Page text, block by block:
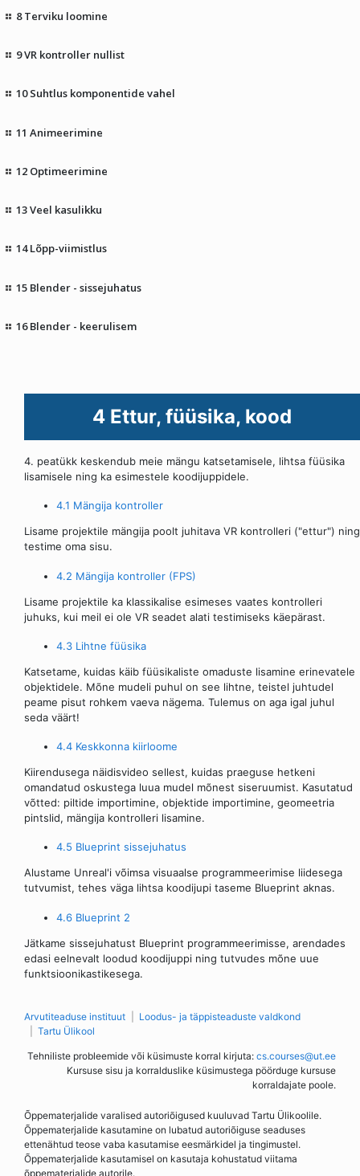
8 Terviku loomine
9 VR kontroller nullist
10 Suhtlus komponentide vahel
11 Animeerimine
12 Optimeerimine
13 Veel kasulikku
14 Lõpp-viimistlus
15 Blender - sissejuhatus
16 Blender - keerulisem
4 Ettur, füüsika, kood
4. peatükk keskendub meie mängu katsetamisele, lihtsa füüsika
lisamisele ning ka esimestele koodijuppidele.
4.1 Mängija kontroller
Lisame projektile mängija poolt juhitava VR kontrolleri ("ettur") ning
testime oma sisu.
4.2 Mängija kontroller (FPS)
Lisame projektile ka klassikalise esimeses vaates kontrolleri
juhuks, kui meil ei ole VR seadet alati testimiseks käepärast.
4.3 Lihtne füüsika
Katsetame, kuidas käib füüsikaliste omaduste lisamine erinevatele
objektidele. Mõne mudeli puhul on see lihtne, teistel juhtudel
peame pisut rohkem vaeva nägema. Tulemus on aga igal juhul
seda väärt!
4.4 Keskkonna kiirloome
Kiirendusega näidisvideo sellest, kuidas praeguse hetkeni
omandatud oskustega luua mudel mõnest siseruumist. Kasutatud
võtted: piltide importimine, objektide importimine, geomeetria
pintslid, mängija kontrolleri lisamine.
4.5 Blueprint sissejuhatus
Alustame Unreal'i võimsa visuaalse programmeerimise liidesega
tutvumist, tehes väga lihtsa koodijupi taseme Blueprint aknas.
4.6 Blueprint 2
Jätkame sissejuhatust Blueprint programmeerimisse, arendades
edasi eelnevalt loodud koodijuppi ning tutvudes mõne uue
funktsioonikastikesega.
Arvutiteaduse instituut
Loodus- ja täppisteaduste valdkond
Tartu Ülikool
Tehniliste probleemide või küsimuste korral kirjuta: cs.courses@ut.ee
Kursuse sisu ja korralduslike küsimustega pöörduge kursuse
korraldajate poole.
Õppematerjalide varalised autoriõigused kuuluvad Tartu Ülikoolile.
Õppematerjalide kasutamine on lubatud autoriõiguse seaduses
ettenähtud teose vaba kasutamise eesmärkidel ja tingimustel.
Õppematerjalide kasutamisel on kasutaja kohustatud viitama
õppematerjalide autorile.